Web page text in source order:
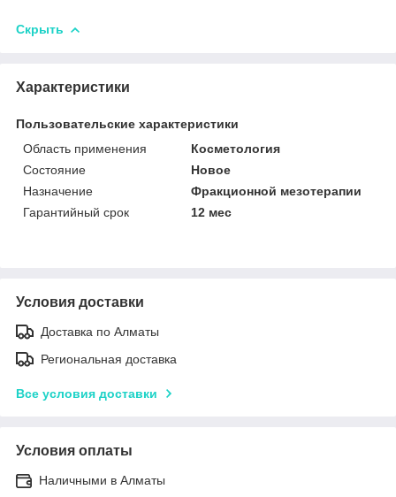
Скрыть
Характеристики
Пользовательские характеристики
Область применения
Косметология
Состояние
Новое
Назначение
Фракционной мезотерапии
Гарантийный срок
12 мес
Условия доставки
Доставка по Алматы
Региональная доставка
Все условия доставки
Условия оплаты
Наличными в Алматы